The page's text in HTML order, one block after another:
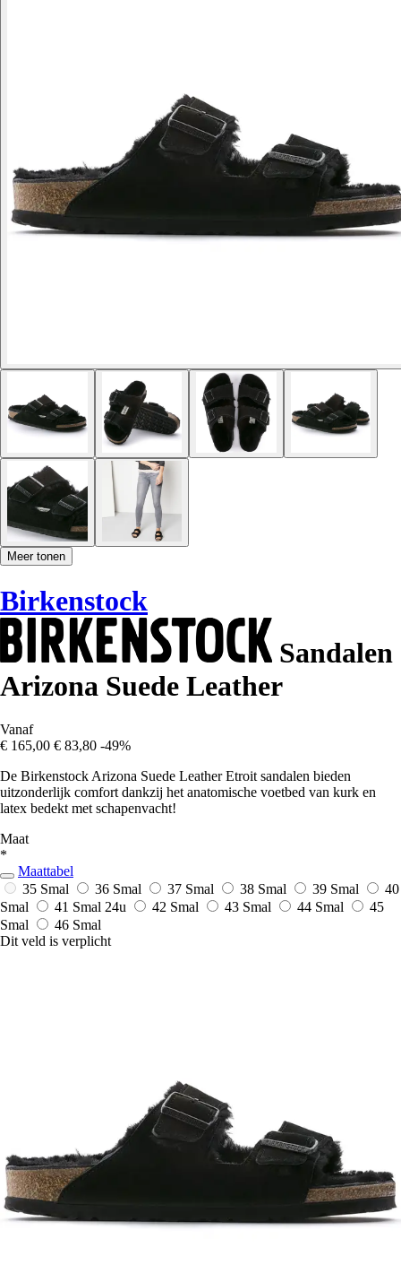
Meer tonen
Birkenstock
Sandalen
Arizona Suede Leather
Vanaf
€ 165,00 € 83,80 -49%
De Birkenstock Arizona Suede Leather Etroit sandalen bieden
uitzonderlijk comfort dankzij het anatomische voetbed van kurk en
latex bedekt met schapenvacht!
Maat
*
Maattabel
35 Smal
36 Smal 37 Smal 38 Smal 39 Smal
40
Smal
41 Smal 24u 42 Smal 43 Smal 44 Smal
45
Smal
46 Smal
Dit veld is verplicht